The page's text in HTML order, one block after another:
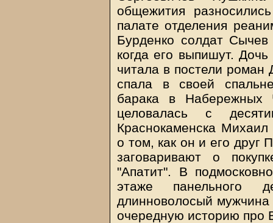
общежития
палате отделения
Бурденко солдат
когда его выпишут.
читала в постели роман
спала в своей
барака в Набережных
целовалась с
Краснокаменска
о том, как он и его друг
заговаривают о
"Апатит". В
этаже панельного
длинноволосый мужчина
очередную историю